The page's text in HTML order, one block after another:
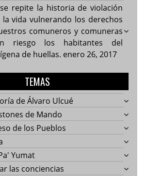
repite la historia de violación
vida vulnerando los derechos
comuneros y comuneras
riesgo los habitantes del
de huellas. enero 26, 2017
TEMAS
de Álvaro Ulcué
de Mando
de los Pueblos
Yumat
las conciencias